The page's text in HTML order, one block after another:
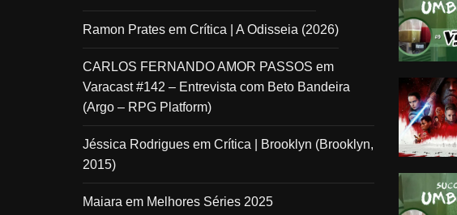
Ramon Prates em Crítica | A Odisseia (2026)
CARLOS FERNANDO AMOR PASSOS em
Varacast #142 – Entrevista com Beto Bandeira
(Argo – RPG Platform)
Jéssica Rodrigues em Crítica | Brooklyn (Brooklyn,
2015)
Maiara em Melhores Séries 2025